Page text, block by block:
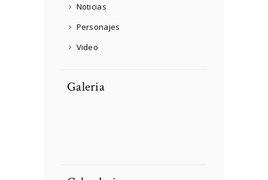
Noticias
Personajes
Video
Galeria